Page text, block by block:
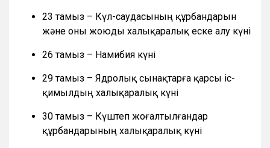
23 тамыз – Күл-саудасының құрбандарын
және оны жоюды халықаралық еске алу күні
26 тамыз – Намибия күні
29 тамыз – Ядролық сынақтарға қарсы іс-
қимылдың халықаралық күні
30 тамыз – Күштеп жоғалтылғандар
құрбандарының халықаралық күні